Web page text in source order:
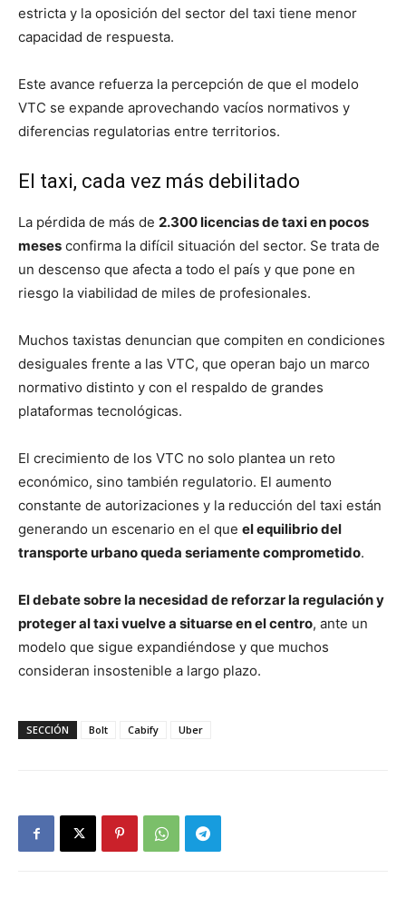
estricta y la oposición del sector del taxi tiene menor
capacidad de respuesta.
Este avance refuerza la percepción de que el modelo
VTC se expande aprovechando vacíos normativos y
diferencias regulatorias entre territorios.
El taxi, cada vez más debilitado
La pérdida de más de 2.300 licencias de taxi en pocos
meses confirma la difícil situación del sector. Se trata de
un descenso que afecta a todo el país y que pone en
riesgo la viabilidad de miles de profesionales.
Muchos taxistas denuncian que compiten en condiciones
desiguales frente a las VTC, que operan bajo un marco
normativo distinto y con el respaldo de grandes
plataformas tecnológicas.
El crecimiento de los VTC no solo plantea un reto
económico, sino también regulatorio. El aumento
constante de autorizaciones y la reducción del taxi están
generando un escenario en el que el equilibrio del
transporte urbano queda seriamente comprometido.
El debate sobre la necesidad de reforzar la regulación y
proteger al taxi vuelve a situarse en el centro, ante un
modelo que sigue expandiéndose y que muchos
consideran insostenible a largo plazo.
SECCIÓN Bolt Cabify Uber